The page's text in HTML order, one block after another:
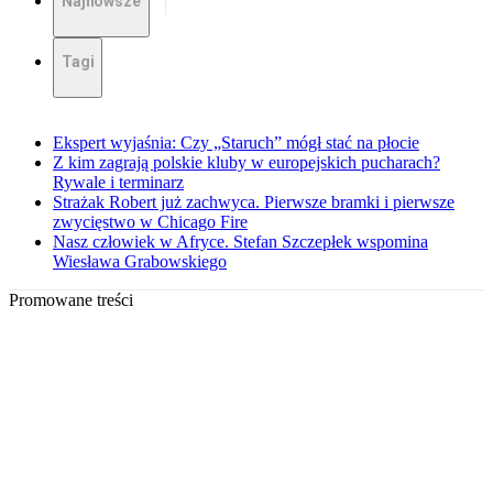
Tagi
Ekspert wyjaśnia: Czy „Staruch” mógł stać na płocie
Z kim zagrają polskie kluby w europejskich pucharach?
Rywale i terminarz
Strażak Robert już zachwyca. Pierwsze bramki i pierwsze
zwycięstwo w Chicago Fire
Nasz człowiek w Afryce. Stefan Szczepłek wspomina
Wiesława Grabowskiego
Promowane treści